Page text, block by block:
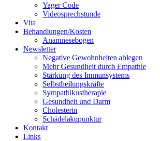
Yager Code
Videosprechstunde
Vita
Behandlungen/Kosten
Anamnesebogen
Newsletter
Negative Gewohnheiten ablegen
Mehr Gesundheit durch Empathie
Stärkung des Immunsystems
Selbstheilungskräfte
Sympathikustherapie
Gesundheit und Darm
Cholesterin
Schädelakupunktur
Kontakt
Links